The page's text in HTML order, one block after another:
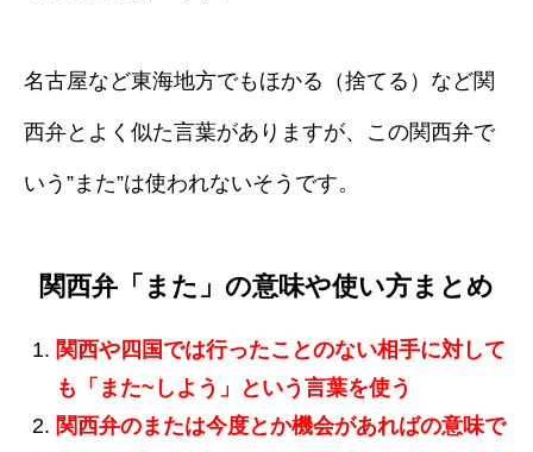
名古屋など東海地方でもほかる（捨てる）など関
西弁とよく似た言葉がありますが、この関西弁で
いう”また”は使われないそうです。
関西弁「また」の意味や使い方まとめ
関西や四国では行ったことのない相手に対して
も「また~しよう」という言葉を使う
関西弁のまたは今度とか機会があればの意味で